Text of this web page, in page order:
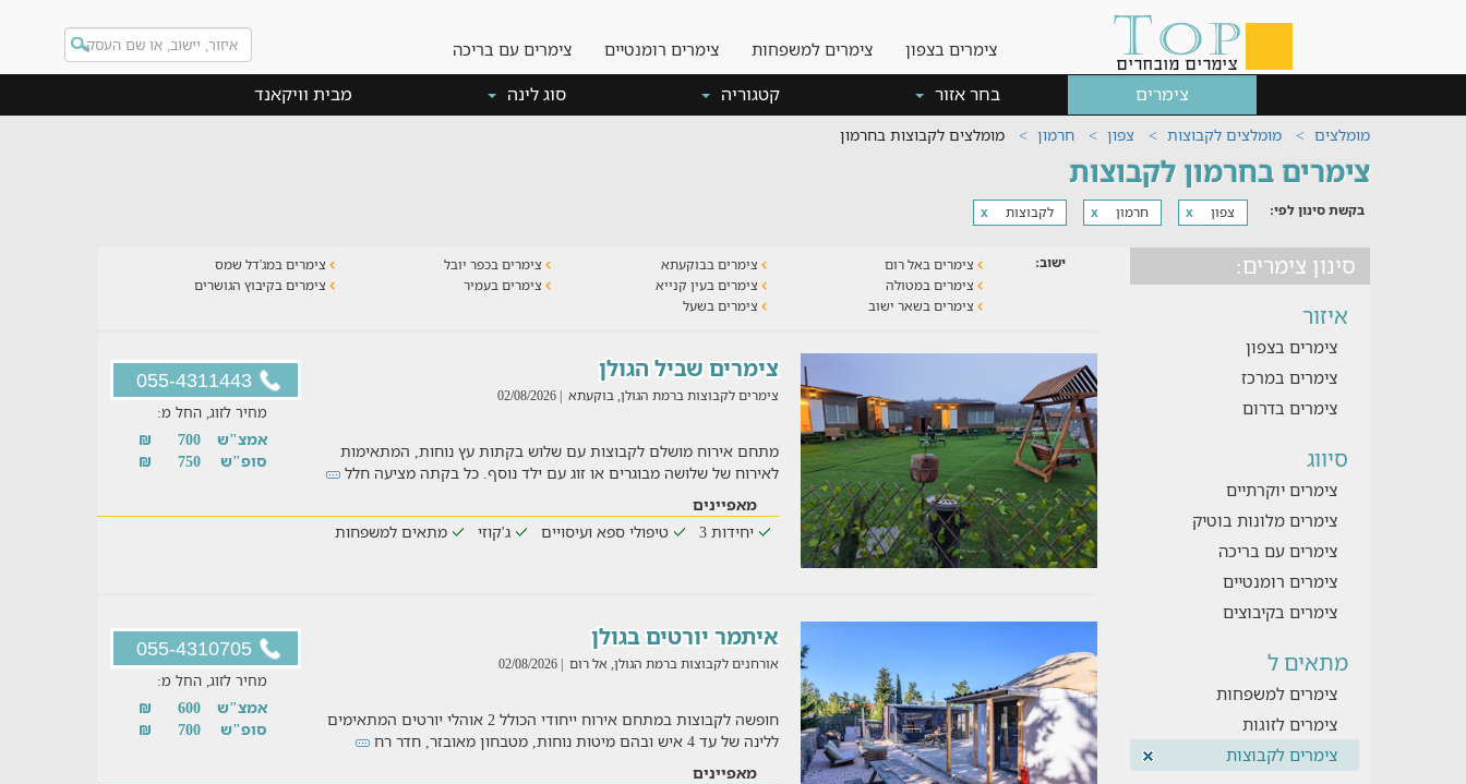
צימרים בצפון צימרים למשפחות צימרים רומנטיים צימרים עם בריכה
צימרים בחר אזור קטגוריה סוג לינה מבית וויקאנד
מומלצים מומלצים לקבוצות צפון חרמון מומלצים לקבוצות בחרמון
צימרים בחרמון לקבוצות
בקשת סינון לפי: x צפון x חרמון x לקבוצות
סינון צימרים:
איזור
צימרים בצפון
צימרים במרכז
צימרים בדרום
סיווג
צימרים יוקרתיים
צימרים מלונות בוטיק
צימרים עם בריכה
צימרים רומנטיים
צימרים בקיבוצים
מתאים ל
צימרים למשפחות
צימרים לזוגות
צימרים לקבוצות
ישוב: צימרים באל רום צימרים בבוקעתא צימרים בכפר יובל
צימרים במג'דל שמס
צימרים במטולה
צימרים בעין קנייא צימרים בעמיר
צימרים בקיבוץ הגושרים
צימרים בשאר ישוב
צימרים בשעל
055-4311443 צימרים שביל הגולן
צימרים לקבוצות ברמת הגולן, בוקעתא | 02/08/2026
מתחם אירוח מושלם לקבוצות עם שלוש בקתות עץ נוחות, המתאימות
לאירוח של שלושה מבוגרים או זוג עם ילד נוסף. כל בקתה מציעה חלל
מחיר לזוג, החל מ:
אמצ"ש 700
₪
סופ"ש
750
₪
מאפיינים
יחידות 3
טיפולי ספא ועיסויים ג'קוזי מתאים למשפחות
055-4310705 איתמר יורטים בגולן
אורחנים לקבוצות ברמת הגולן, אל רום | 02/08/2026
חופשה לקבוצות במתחם אירוח ייחודי הכולל 2 אוהלי יורטים המתאימים
ללינה של עד 4 איש ובהם מיטות נוחות, מטבחון מאובזר, חדר רח
מחיר לזוג, החל מ:
אמצ"ש 600
₪
סופ"ש
700
₪
מאפיינים